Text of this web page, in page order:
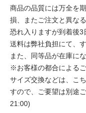
商品の品質には万全を
損、またご注文と異なる
恐れ入りますが到着後3
送料は弊社負担にて、
また、同等品が在庫に
※お客様の都合による
サイズ交換などは、こ
すので、ご要望は別途
21:00)